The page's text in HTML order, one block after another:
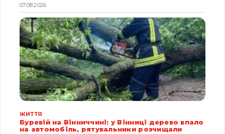
07.08.2026
ЖИТТЯ
Буревій на Вінниччині: у Вінниці дерево впало
на автомобіль, рятувальники розчищали